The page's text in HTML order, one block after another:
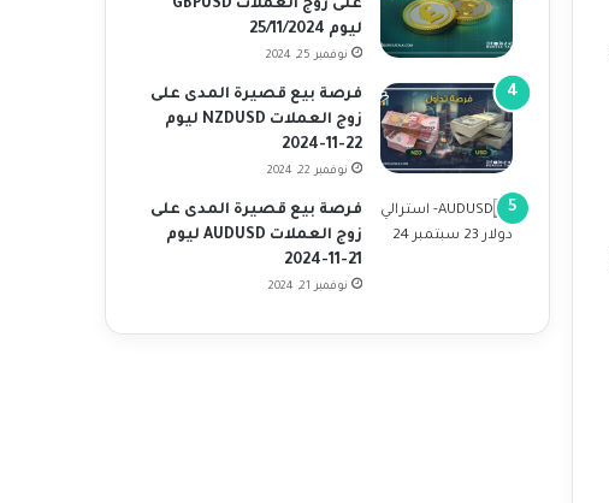
على زوج العملات GBPUSD
ليوم 25/11/2024
نوفمبر 25, 2024
فرصة بيع قصيرة المدى على
زوج العملات NZDUSD ليوم
22-11-2024
نوفمبر 22, 2024
فرصة بيع قصيرة المدى على
زوج العملات AUDUSD ليوم
21-11-2024
نوفمبر 21, 2024